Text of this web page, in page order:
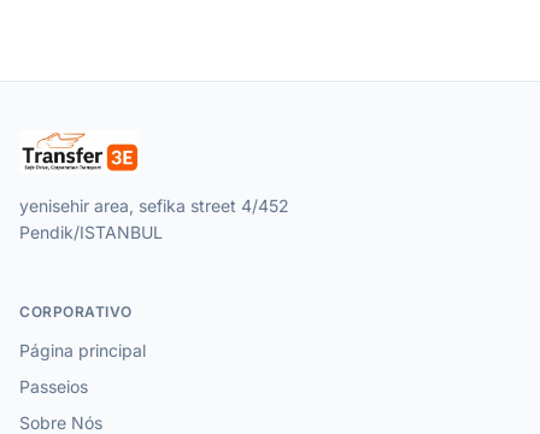
yenisehir area, sefika street 4/452
Pendik/ISTANBUL
CORPORATIVO
Página principal
Passeios
Sobre Nós